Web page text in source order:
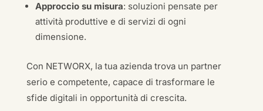
Approccio su misura: soluzioni pensate per
attività produttive e di servizi di ogni
dimensione.
Con NETWORX, la tua azienda trova un partner
serio e competente, capace di trasformare le
sfide digitali in opportunità di crescita.